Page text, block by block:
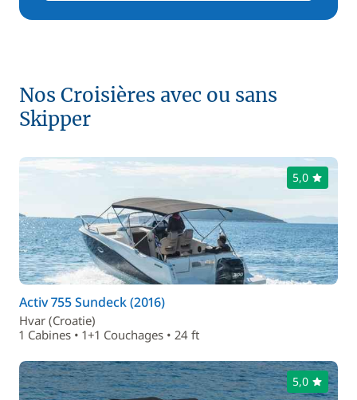
Nos Croisières avec ou sans
Skipper
5,0
Activ 755 Sundeck (2016)
Hvar (Croatie)
1 Cabines • 1+1 Couchages • 24 ft
5,0